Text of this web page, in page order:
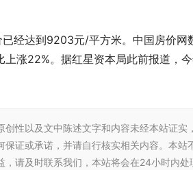
经达到9203元/平方米。中国房价网
涨22%。据红星资本局此前报道，
性以及文中陈述文字和内容未经本站证实，
证或承诺，并请自行核实相关内容。本站
请及时联系我们，本站将会在24小时内处